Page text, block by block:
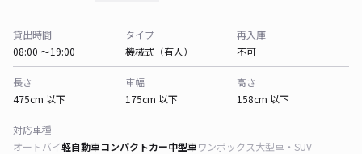
貸出時間
08:00 〜19:00
タイプ
機械式（有人）
再入庫
不可
長さ
475cm 以下
車幅
175cm 以下
高さ
158cm 以下
対応車種
オートバイ軽自動車コンパクトカー中型車ワンボックス大型車・SUV